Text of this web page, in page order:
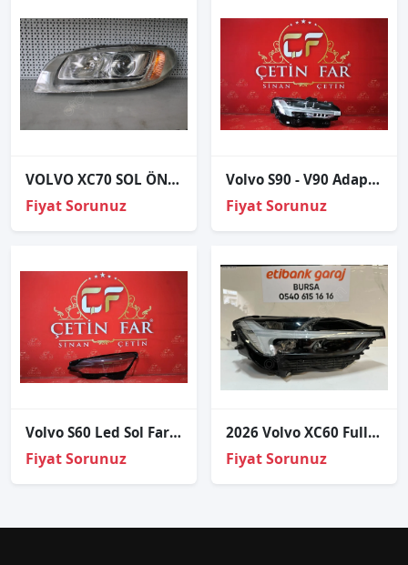
VOLVO XC70 SOL ÖN FAR ÇIKMA ORJİNAL 31214347
Fiyat Sorunuz
Volvo S90 - V90 Adapti̇f Led Sağ Far Orj Çıkma
Fiyat Sorunuz
Volvo S60 Led Sol Far Cami 2018-2022
Fiyat Sorunuz
2026 Volvo XC60 Full LED Sağ Ön Far OEM 32420440
Fiyat Sorunuz